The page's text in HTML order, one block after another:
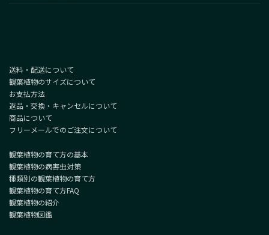
送料・配送について
観葉植物のサイズについて
お支払方法
返品・交換・キャンセルについて
商品について
フリーメールでのご注文について
観葉植物の育て方の基本
観葉植物の病害虫対策
種類別の観葉植物の育て方
観葉植物の育て方FAQ
観葉植物の紹介
観葉植物図鑑